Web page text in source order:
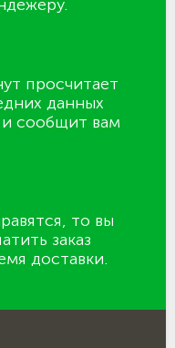
просчитает
данных
сообщит вам
то вы
заказ
доставки.